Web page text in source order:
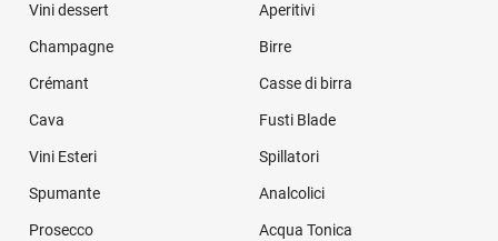
Vini dessert Aperitivi
Champagne Birre
Crémant Casse di birra
Cava Fusti Blade
Vini Esteri Spillatori
Spumante Analcolici
Prosecco Acqua Tonica